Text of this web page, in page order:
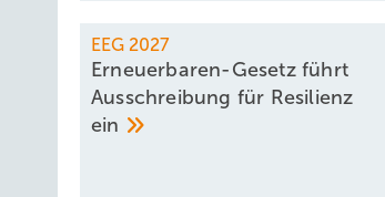
EEG 2027
Erneuerbaren-Gesetz führt
Ausschreibung für Resilienz
ein